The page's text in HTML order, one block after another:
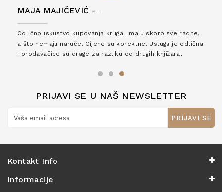
MAJA MAJIČEVIĆ - -
Odlično iskustvo kupovanja knjiga. Imaju skoro sve radne,
a što nemaju naruče. Cijene su korektne. Usluga je odlična
i prodavačice su drage za razliku od drugih knjižara,
PRIJAVI SE U NAŠ NEWSLETTER
PRIJAVI SE
Kontakt Info
Informacije